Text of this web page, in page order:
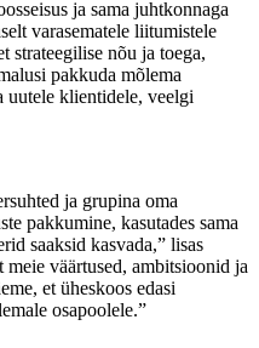
ja sama juhtkonnaga
varasematele liitumistele
strateegilise nõu ja toega,
pakkuda mõlema
uutele klientidele, veelgi
ja grupina oma
pakkumine, kasutades sama
saaksid kasvada,” lisas
väärtused, ambitsioonid ja
et üheskoos edasi
osapoolele.”